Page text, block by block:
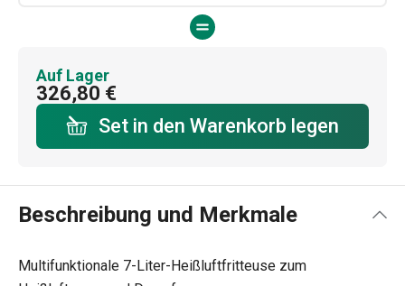
Auf Lager
326,80 €
Set in den Warenkorb legen
Beschreibung und Merkmale
Multifunktionale 7-Liter-Heißluftfritteuse zum